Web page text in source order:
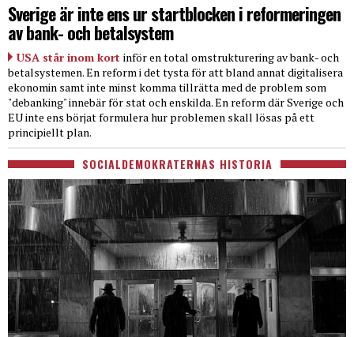
Sverige är inte ens ur startblocken i reformeringen
av bank- och betalsystem
USA står inom kort inför en total omstrukturering av bank- och
betalsystemen. En reform i det tysta för att bland annat digitalisera
ekonomin samt inte minst komma tillrätta med de problem som
"debanking" innebär för stat och enskilda. En reform där Sverige och
EU inte ens börjat formulera hur problemen skall lösas på ett
principiellt plan.
SOCIALDEMOKRATERNAS HISTORIA